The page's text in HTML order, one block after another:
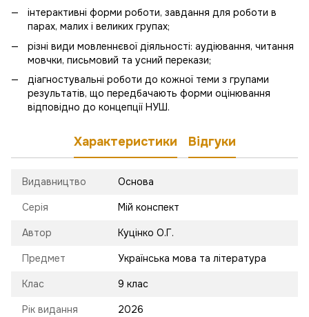
інтерактивні форми роботи, завдання для роботи в
парах, малих і великих групах;
різні види мовленнєвої діяльності: аудіювання, читання
мовчки, письмовий та усний перекази;
діагностувальні роботи до кожної теми з групами
результатів, що передбачають форми оцінювання
відповідно до концепції НУШ.
Характеристики Відгуки
Видавництво Основа
Серія Мій конспект
Автор Куцінко О.Г.
Предмет Українська мова та література
Клас 9 клас
Рік видання 2026